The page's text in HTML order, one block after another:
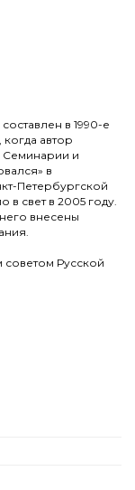
в 1990-е
автор
Семинарии и
в
Петербургской
свет в 2005 году.
внесены
советом Русской